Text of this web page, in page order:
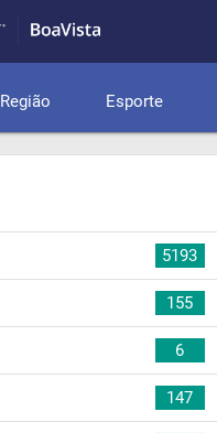
Região Esporte
5193
155
6
147